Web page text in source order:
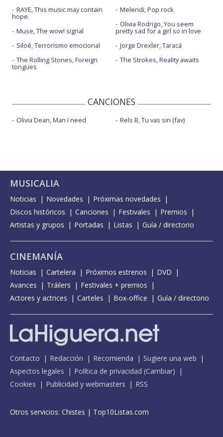
RAYE, This music may contain
hope.
Muse, The wow! signal
Siloé, Terrorismo emocional
The Rolling Stones, Foreign
tongues
Melendi, Pop rock
Olivia Rodrigo, You seem
pretty sad for a girl so in love
Jorge Drexler, Taracá
The Strokes, Reality awaits
CANCIONES
Olivia Dean, Man I need Rels B, Tu vas sin (fav)
MUSICALIA
Noticias Novedades
Próximas novedades
Discos históricos
Canciones Festivales
Premios
Artistas y grupos
Portadas Listas Guía / directorio
CINEMANÍA
Noticias Cartelera Próximos estrenos
DVD
Avances
Tráilers
Festivales + premios
Actores y actrices
Carteles Box-office Guía / directorio
Contacto Redacción Recomienda
Sugiere una web
Aspectos legales
Política de privacidad (Cambiar)
Cookies
Publicidad y webmasters RSS
Otros servicios: Chistes | Top10Listas.com